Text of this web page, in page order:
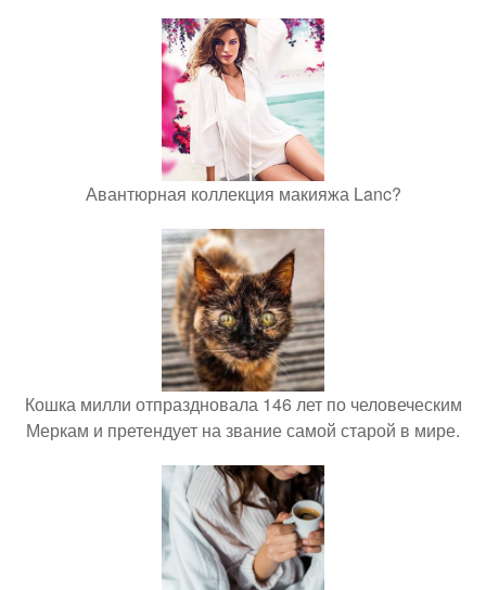
Авантюрная коллекция макияжа Lanc?
Кошка милли отпраздновала 146 лет по человеческим
Меркам и претендует на звание самой старой в мире.